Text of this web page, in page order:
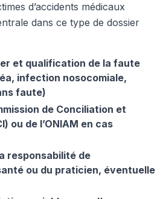
d’accidents médicaux
dans ce type de dossier
et qualification de la faute
infection nosocomiale,
faute)
de Conciliation et
ou de l’ONIAM en cas
responsabilité de
ou du praticien, éventuelle